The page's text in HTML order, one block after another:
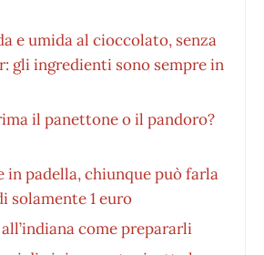
e umida al cioccolato, senza
gli ingredienti sono sempre in
il panettone o il pandoro?
in padella, chiunque può farla
solamente 1 euro
come prepararli